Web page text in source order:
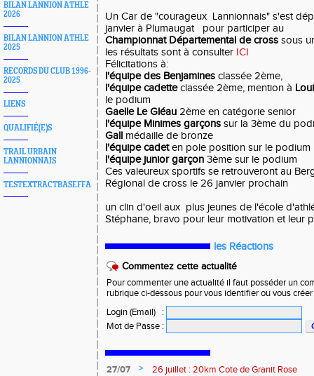
BILAN LANNION ATHLE
2026
BILAN LANNION ATHLE
2025
RECORDS DU CLUB 1996-
2025
LIENS
QUALIFIÉ(E)S
TRAIL URBAIN
LANNIONNAIS
TESTEXTRACTBASEFFA
Un Car de "courageux Lannionnais" s'est
janvier à Plumaugat pour participer au
Championnat Départemental de cross sous
les résultats sont à consulter ICI
Félicitations à:
l'équipe des Benjamines classée 2ème,
l'équipe cadetteclassée 2ème, mention à
le podium
Gaelle Le Gléau 2ème en catégorie senior
l'équipe Minimes garçons sur la 3ème du
Gall médaille de bronze
l'équipe cadeten pole position sur le podium
l'équipe junior garçon 3ème sur le podium
Ces valeureux sportifs se retrouveront au
Régional de cross le 26 janvier prochain
un clin d'oeil aux plus jeunes de l'école
Stéphane, bravo pour leur motivation et leur
les Réactions
Commentez cette actualité
Pour commenter une actualité il faut posséder un
rubrique ci-dessous pour vous identifier ou vous
Login (Email)
:
Mot de Passe :
27/07 >
26 juillet : 20km Cote de Granit Rose